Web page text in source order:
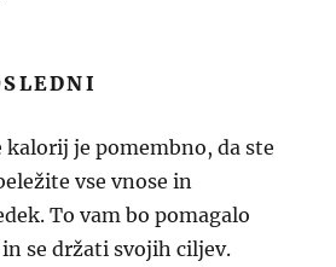
kalorij je pomembno, da ste
vse vnose in
To vam bo pomagalo
se držati svojih ciljev.